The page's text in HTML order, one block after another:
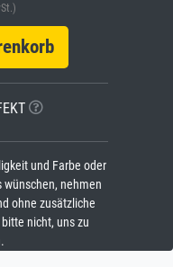
und Farbe oder
nehmen
ohne zusätzliche
nicht, uns zu